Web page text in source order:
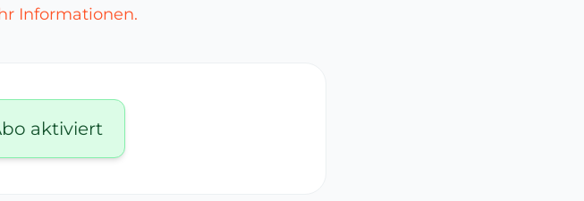
Informationen.
aktiviert